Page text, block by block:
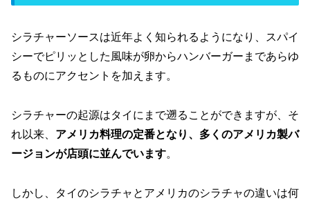
シラチャーソースは近年よく知られるようになり、スパイ
シーでピリッとした風味が卵からハンバーガーまであらゆ
るものにアクセントを加えます。
シラチャーの起源はタイにまで遡ることができますが、そ
れ以来、 アメリカ料理の定番となり、多くのアメリカ製バ
ージョンが店頭に並んでいます。
しかし、タイのシラチャとアメリカのシラチャの違いは何